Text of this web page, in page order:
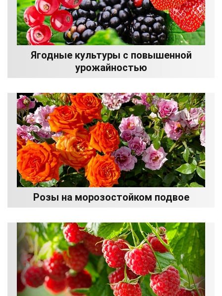
Ягодные культуры с повышенной
урожайностью
Розы на морозостойком подвое